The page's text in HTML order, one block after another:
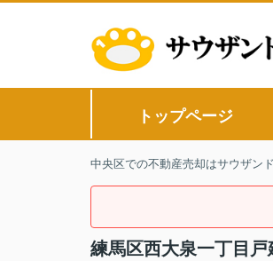
トップページ
中央区での不動産売却はサウザン
練馬区西大泉一丁目戸